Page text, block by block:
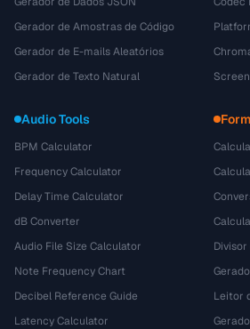
Gerador de Amostras de Código
Gerador de E-mails Aleatórios
Gerador de Texto Natural
Audio Tools
BPM Calculator
Frequency Calculator
Delay Time Calculator
dB Converter
Audio File Size Calculator
Note Frequency Chart
Decibel Reference Guide
Latency Calculator
Leitor